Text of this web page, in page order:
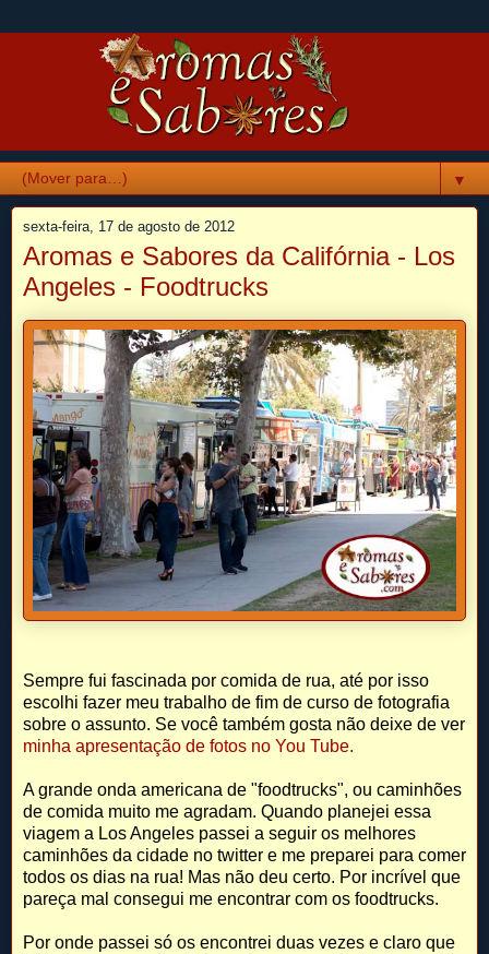
▼
sexta-feira, 17 de agosto de 2012
Aromas e Sabores da Califórnia - Los
Angeles - Foodtrucks
Sempre fui fascinada por comida de rua, até por isso
escolhi fazer meu trabalho de fim de curso de fotografia
sobre o assunto. Se você também gosta não deixe de ver
minha apresentação de fotos no You Tube.
A grande onda americana de "foodtrucks", ou caminhões
de comida muito me agradam. Quando planejei essa
viagem a Los Angeles passei a seguir os melhores
caminhões da cidade no twitter e me preparei para comer
todos os dias na rua! Mas não deu certo. Por incrível que
pareça mal consegui me encontrar com os foodtrucks.
Por onde passei só os encontrei duas vezes e claro que